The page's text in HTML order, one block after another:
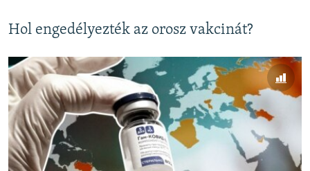
Hol engedélyezték az orosz vakcinát?